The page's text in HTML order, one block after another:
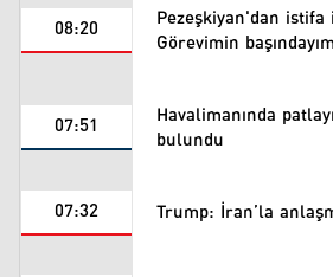
08:20 Pezeşkiyan'dan istifa
Görevimin başındayım
07:51 Havalimanında
bulundu
07:32 Trump: İran’la